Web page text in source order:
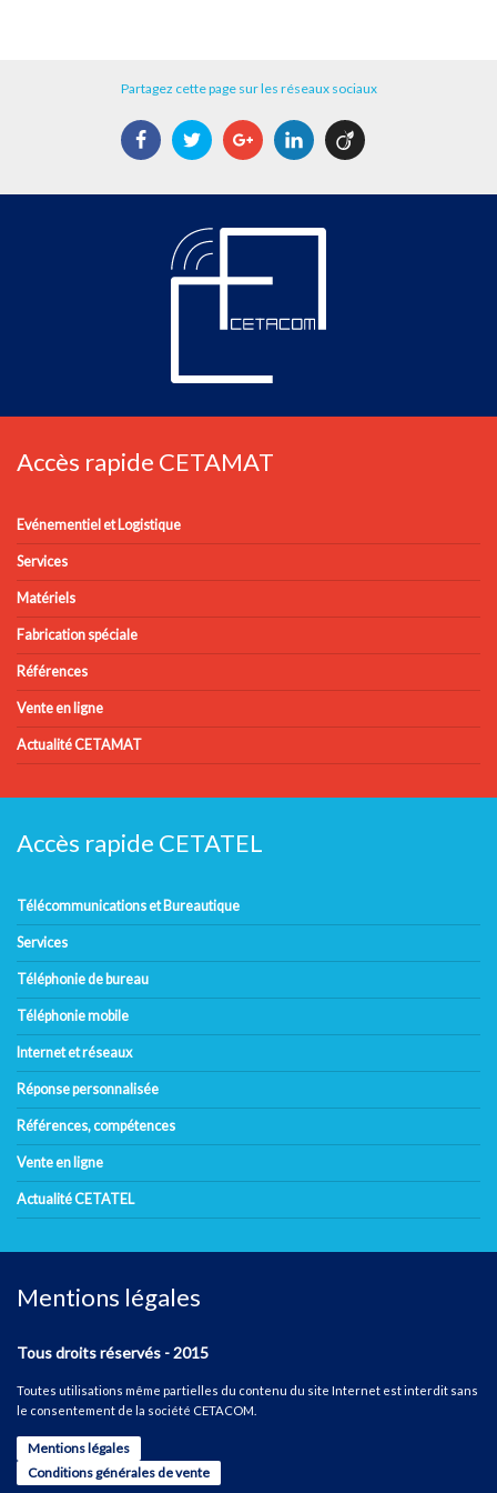
Partagez cette page sur les réseaux sociaux
FacebookTwitter Google+LinkedIn
Accès rapide CETAMAT
Evénementiel et Logistique
Services
Matériels
Fabrication spéciale
Références
Vente en ligne
Actualité CETAMAT
Accès rapide CETATEL
Télécommunications et Bureautique
Services
Téléphonie de bureau
Téléphonie mobile
Internet et réseaux
Réponse personnalisée
Références, compétences
Vente en ligne
Actualité CETATEL
Mentions légales
Tous droits réservés - 2015
Toutes utilisations même partielles du contenu du site Internet est interdit sans
le consentement de la société CETACOM.
Mentions légales
Conditions générales de vente